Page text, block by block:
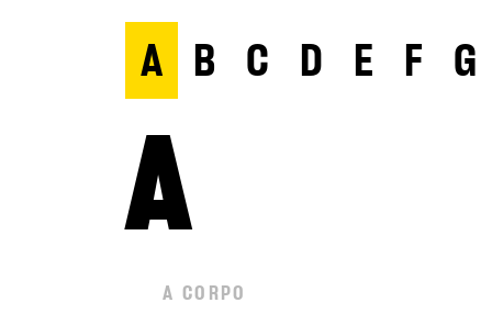
A B C D E F G
A
A CORPO